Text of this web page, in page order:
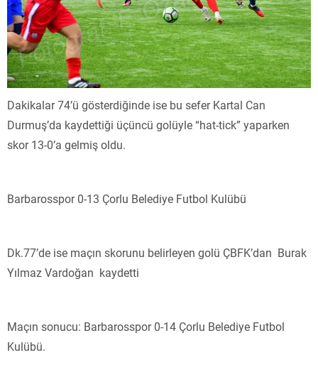
Dakikalar 74’ü gösterdiğinde ise bu sefer Kartal Can
Durmuş’da kaydettiği üçüncü golüyle “hat-tick” yaparken
skor 13-0’a gelmiş oldu.
Barbarosspor 0-13 Çorlu Belediye Futbol Kulübü
Dk.77’de ise maçın skorunu belirleyen golü ÇBFK’dan Burak
Yılmaz Vardoğan kaydetti
Maçın sonucu: Barbarosspor 0-14 Çorlu Belediye Futbol
Kulübü.